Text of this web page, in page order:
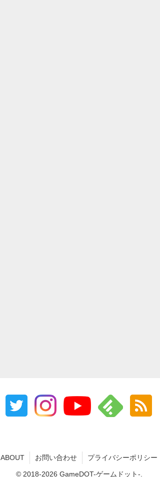
ABOUT お問い合わせ プライバシーポリシー
© 2018-2026 GameDOT-ゲームドット-.